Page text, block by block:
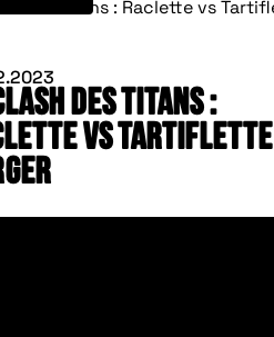
des Titans :
vs Tartiflette